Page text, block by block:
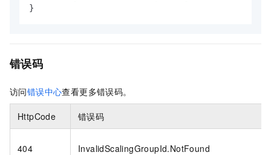
}
错误码
访问错误中心查看更多错误码。
HttpCode 错误码
404 InvalidScalingGroupId.NotFound